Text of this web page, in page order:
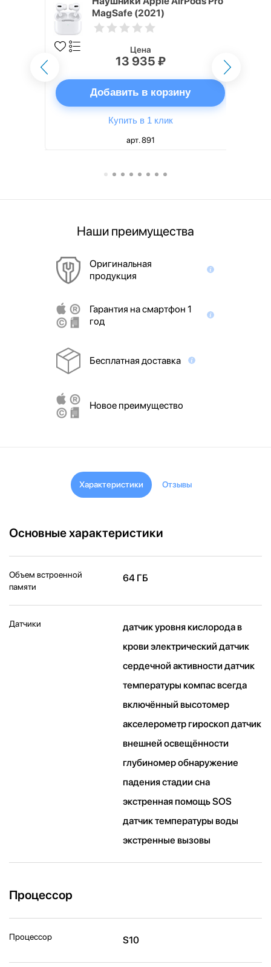
MagSafe (2021)
Цена
13 935 ₽
Добавить в корзину
Купить в 1 клик
арт. 891
Наши преимущества
Оригинальная
продукция
Гарантия на смартфон 1
год
Бесплатная доставка
Новое преимущество
Характеристики Отзывы
Основные характеристики
Объем встроенной
памяти
64 ГБ
Датчики
датчик уровня кислорода в
крови электрический датчик
сердечной активности датчик
температуры компас всегда
включённый высотомер
акселерометр гироскоп датчик
внешней освещённости
глубиномер обнаружение
падения стадии сна
экстренная помощь SOS
датчик температуры воды
экстренные вызовы
Процессор
Процессор S10